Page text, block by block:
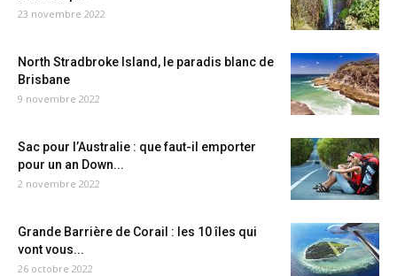
23 novembre 2022
North Stradbroke Island, le paradis blanc de
Brisbane
9 novembre 2022
Sac pour l’Australie : que faut-il emporter
pour un an Down...
2 novembre 2022
Grande Barrière de Corail : les 10 îles qui
vont vous...
26 octobre 2022